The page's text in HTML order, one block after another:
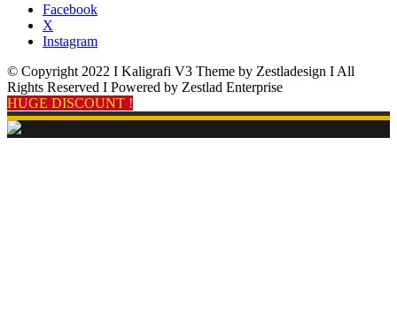
Facebook
X
Instagram
© Copyright 2022 I Kaligrafi V3 Theme by Zestladesign I All
Rights Reserved I Powered by Zestlad Enterprise
HUGE DISCOUNT !